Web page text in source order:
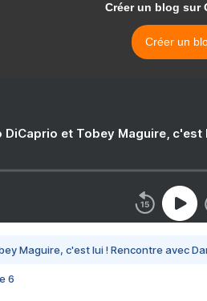
Créer un blog sur
Créer un
DiCaprio et Tobey Maguire,
Maguire, c'est lui ! Rencontre avec
6